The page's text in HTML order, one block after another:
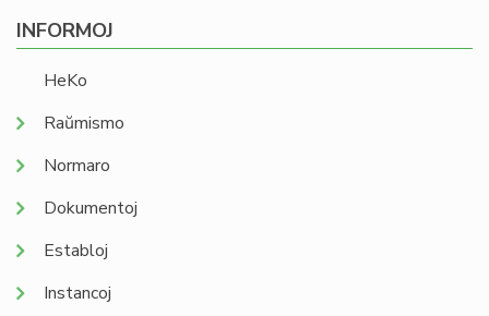
INFORMOJ
HeKo
Raŭmismo
Normaro
Dokumentoj
Establoj
Instancoj